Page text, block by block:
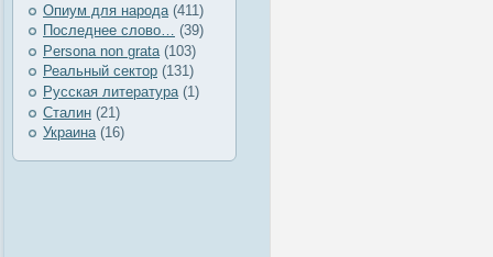
Опиум для народа (411)
Последнее слово… (39)
Рersona non grata (103)
Реальный сектор (131)
Русская литература (1)
Сталин (21)
Украина(16)